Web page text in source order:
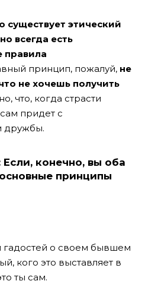
существует этический
всегда есть
правила
принцип, пожалуй, не
не хочешь получить
что, когда страсти
придет с
дружбы.
Если, конечно, вы оба
принципы
гадостей о своем бывшем
кого это выставляет в
ты сам.